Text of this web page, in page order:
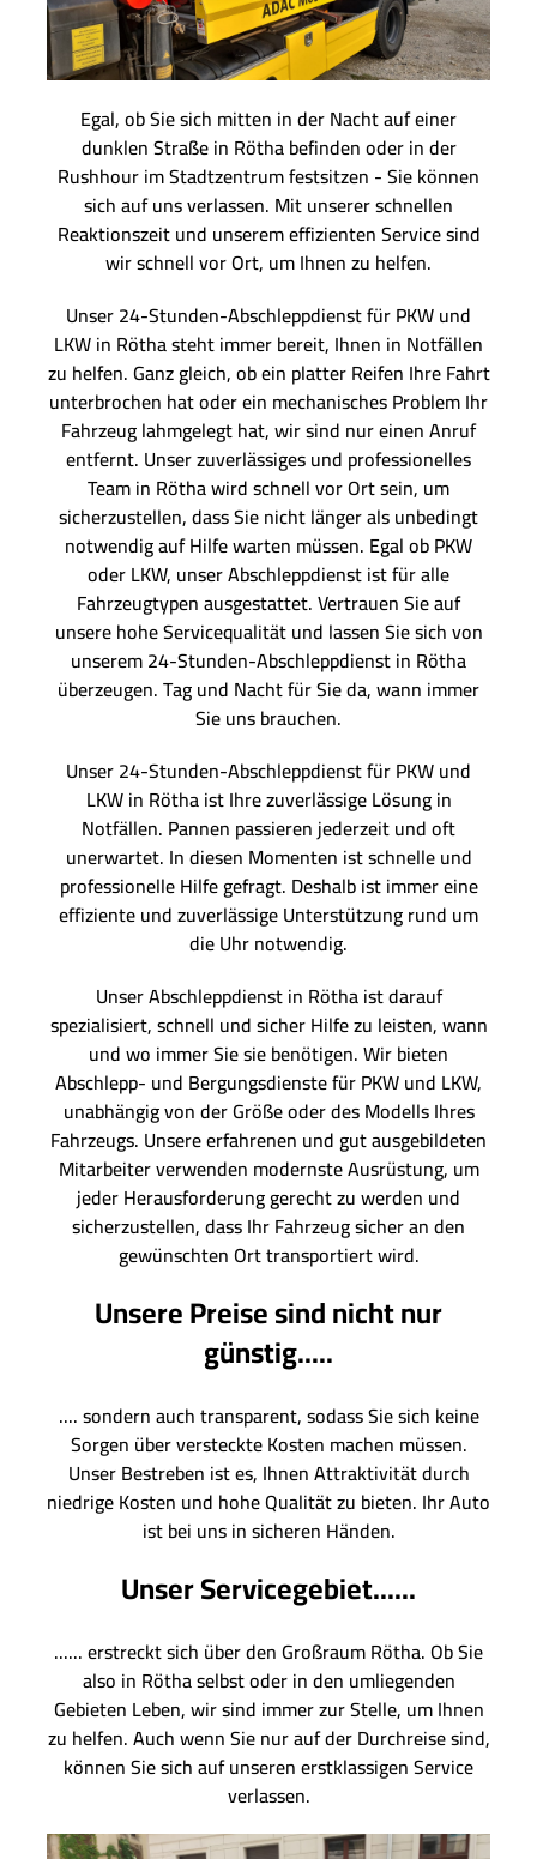
Egal, ob Sie sich mitten in der Nacht auf einer
dunklen Straße in Rötha befinden oder in der
Rushhour im Stadtzentrum festsitzen - Sie können
sich auf uns verlassen. Mit unserer schnellen
Reaktionszeit und unserem effizienten Service sind
wir schnell vor Ort, um Ihnen zu helfen.
Unser 24-Stunden-Abschleppdienst für PKW und
LKW in Rötha steht immer bereit, Ihnen in Notfällen
zu helfen. Ganz gleich, ob ein platter Reifen Ihre Fahrt
unterbrochen hat oder ein mechanisches Problem Ihr
Fahrzeug lahmgelegt hat, wir sind nur einen Anruf
entfernt. Unser zuverlässiges und professionelles
Team in Rötha wird schnell vor Ort sein, um
sicherzustellen, dass Sie nicht länger als unbedingt
notwendig auf Hilfe warten müssen. Egal ob PKW
oder LKW, unser Abschleppdienst ist für alle
Fahrzeugtypen ausgestattet. Vertrauen Sie auf
unsere hohe Servicequalität und lassen Sie sich von
unserem 24-Stunden-Abschleppdienst in Rötha
überzeugen. Tag und Nacht für Sie da, wann immer
Sie uns brauchen.
Unser 24-Stunden-Abschleppdienst für PKW und
LKW in Rötha ist Ihre zuverlässige Lösung in
Notfällen. Pannen passieren jederzeit und oft
unerwartet. In diesen Momenten ist schnelle und
professionelle Hilfe gefragt. Deshalb ist immer eine
effiziente und zuverlässige Unterstützung rund um
die Uhr notwendig.
Unser Abschleppdienst in Rötha ist darauf
spezialisiert, schnell und sicher Hilfe zu leisten, wann
und wo immer Sie sie benötigen. Wir bieten
Abschlepp- und Bergungsdienste für PKW und LKW,
unabhängig von der Größe oder des Modells Ihres
Fahrzeugs. Unsere erfahrenen und gut ausgebildeten
Mitarbeiter verwenden modernste Ausrüstung, um
jeder Herausforderung gerecht zu werden und
sicherzustellen, dass Ihr Fahrzeug sicher an den
gewünschten Ort transportiert wird.
Unsere Preise sind nicht nur
günstig.....
.... sondern auch transparent, sodass Sie sich keine
Sorgen über versteckte Kosten machen müssen.
Unser Bestreben ist es, Ihnen Attraktivität durch
niedrige Kosten und hohe Qualität zu bieten. Ihr Auto
ist bei uns in sicheren Händen.
Unser Servicegebiet......
...... erstreckt sich über den Großraum Rötha. Ob Sie
also in Rötha selbst oder in den umliegenden
Gebieten Leben, wir sind immer zur Stelle, um Ihnen
zu helfen. Auch wenn Sie nur auf der Durchreise sind,
können Sie sich auf unseren erstklassigen Service
verlassen.